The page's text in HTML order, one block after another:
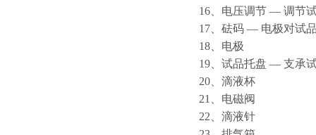
16、电压调节 — 调节
17、砝码 — 电极对试
18、电极
19、试品托盘 — 支承
20、滴液杯
21、电磁阀
22、滴液针